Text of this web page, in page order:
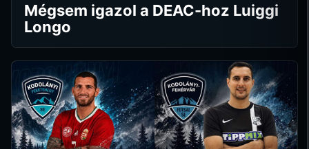
Mégsem igazol a DEAC-hoz Luiggi
Longo